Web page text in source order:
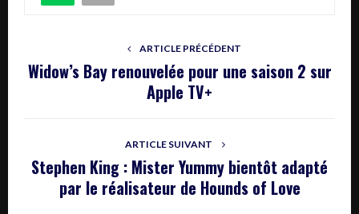
ARTICLE PRÉCÉDENT
Widow’s Bay renouvelée pour une saison 2 sur
Apple TV+
ARTICLE SUIVANT
Stephen King : Mister Yummy bientôt adapté
par le réalisateur de Hounds of Love